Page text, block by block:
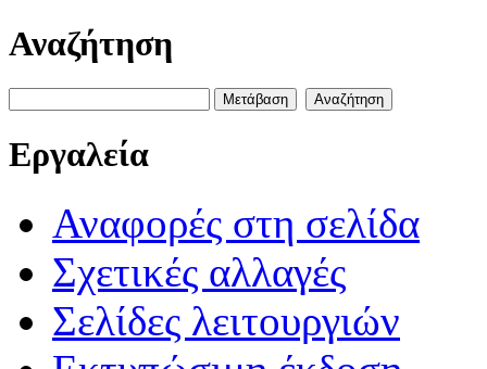
Αναζήτηση
Εργαλεία
Αναφορές στη σελίδα
Σχετικές αλλαγές
Σελίδες λειτουργιών